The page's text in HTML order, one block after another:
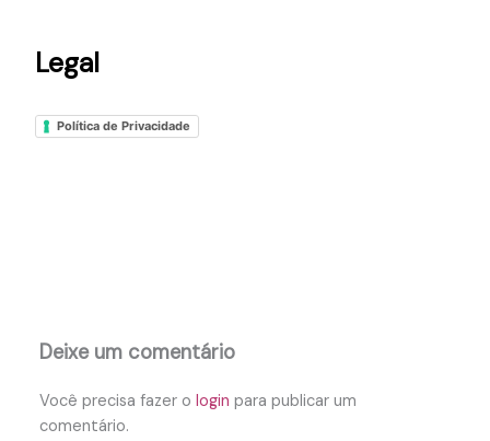
Legal
Política de Privacidade
Deixe um comentário
Você precisa fazer ologin para publicar um
comentário.